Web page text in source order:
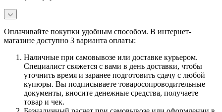
Оплачивайте покупки удобным способом. В интернет-
магазине доступно 3 варианта оплаты:
Наличные при самовывозе или доставке курьером.
Специалист свяжется с вами в день доставки, чтобы
уточнить время и заранее подготовить сдачу с любой
купюры. Вы подписываете товаросопроводительные
документы, вносите денежные средства, получаете
товар и чек.